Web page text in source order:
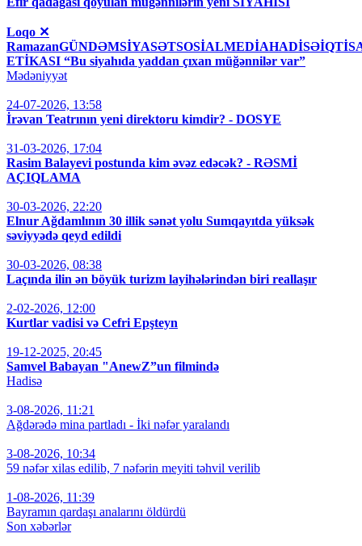
Loqo ✕
ETİKASI “Bu siyahıda yaddan çıxan müğənnilər var”
Mədəniyyət
24-07-2026, 13:58
İrəvan Teatrının yeni direktoru kimdir? - DOSYE
31-03-2026, 17:04
Rasim Balayevi postunda kim əvəz edəcək? - RƏSMİ
AÇIQLAMA
30-03-2026, 22:20
Elnur Ağdamlının 30 illik sənət yolu Sumqayıtda yüksək
səviyyədə qeyd edildi
30-03-2026, 08:38
Laçında ilin ən böyük turizm layihələrindən biri reallaşır
2-02-2026, 12:00
Kurtlar vadisi və Cefri Epşteyn
19-12-2025, 20:45
Samvel Babayan "AnewZ”un filmində
Hadisə
3-08-2026, 11:21
Ağdərədə mina partladı - İki nəfər yaralandı
3-08-2026, 10:34
59 nəfər xilas edilib, 7 nəfərin meyiti təhvil verilib
1-08-2026, 11:39
Bayramın qardaşı analarını öldürdü
Son xəbərlər